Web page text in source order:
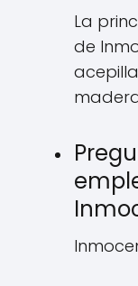
La
de